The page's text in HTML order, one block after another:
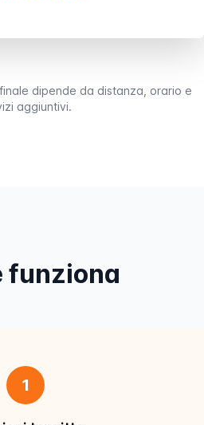
dipende da distanza, orario e
aggiuntivi.
funziona
1